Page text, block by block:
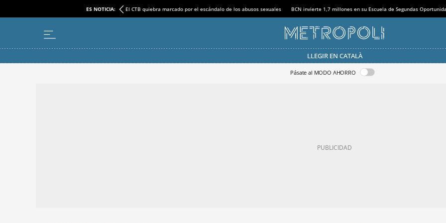
ES NOTICIA: El CTB quiebra marcado por el escándalo de los abusos sexuales BCN invierte 1,7 millones en su Escuela de Segundas
LLEGIR EN CATALÀ
Pásate al MODO AHORRO